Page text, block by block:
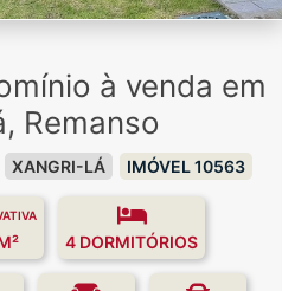
à venda em
Remanso
XANGRI-LÁ IMÓVEL 10563
4 DORMITÓRIOS